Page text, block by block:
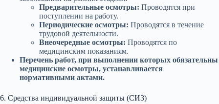
Предварительные осмотры: Проводятся при
поступлении на работу.
Периодические осмотры: Проводятся в течение
трудовой деятельности.
Внеочередные осмотры: Проводятся по
медицинским показаниям.
Перечень работ, при выполнении которых обязательны
медицинские осмотры, устанавливается
нормативными актами.
6. Средства индивидуальной защиты (СИЗ)